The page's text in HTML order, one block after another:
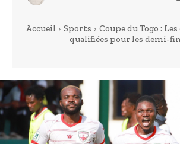
Accueil Sports
Coupe du Togo :
qualifiées pour les demi-